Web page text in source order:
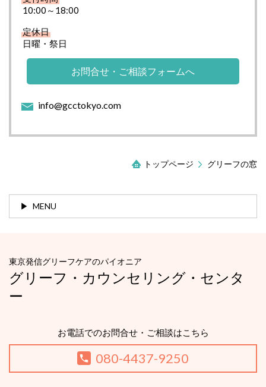
10:00～18:00
定休日
日曜・祭日
お問合せ・ご相談フォームへ
info@gcctokyo.com
トップページ グリーフの窓
MENU
東京発信グリーフケアのパイオニア
グリーフ・カウンセリング・センタ
ー
お電話でのお問合せ・ご相談はこちら
080-4437-9250